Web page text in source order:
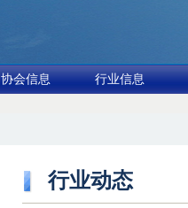
协会信息 行业信息
行业动态